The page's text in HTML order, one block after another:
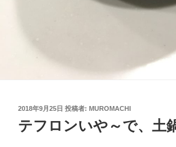
投
日:
2018年9月25日 投稿者: MUROMACHI
テフロンいや～で、土